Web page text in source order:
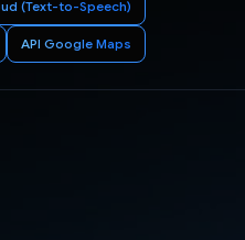
(Text-to-Speech)
API Google Maps